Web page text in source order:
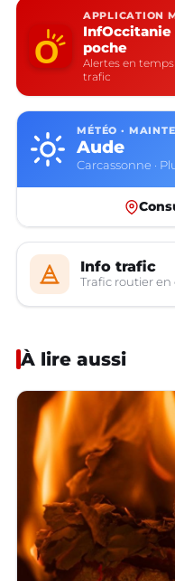
APPLICATION
InfOccitanie
poche
Alertes en
trafic
MÉTÉO ·
Aude
Carcassonne ·
Info trafic
Trafic routier
À lire aussi